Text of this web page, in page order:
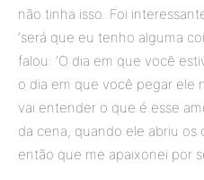
não tinha isso. Foi
‘será que eu tenho alguma
falou: ‘O dia em que você
o dia em que você pegar ele
vai entender o que é esse
da cena, quando ele abriu os
então que me apaixonei por